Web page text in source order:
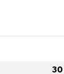
30